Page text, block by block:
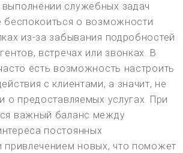
служебных задач
беспокоиться о возможности
из-за забывания подробностей
встречах или звонках. В
есть возможность настроить
с клиентами, а значит, не
о предоставляемых услугах. При
важный баланс между
постоянных
привлечением новых, что поможет